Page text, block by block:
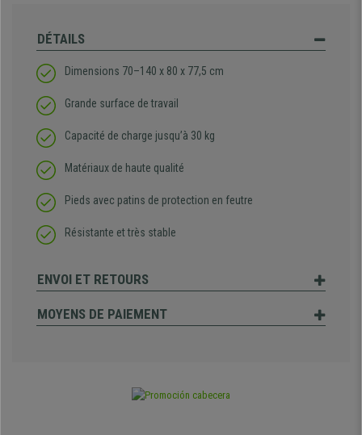
DÉTAILS
Dimensions 70–140 x 80 x 77,5 cm
Grande surface de travail
Capacité de charge jusqu’à 30 kg
Matériaux de haute qualité
Pieds avec patins de protection en feutre
Résistante et très stable
ENVOI ET RETOURS
MOYENS DE PAIEMENT